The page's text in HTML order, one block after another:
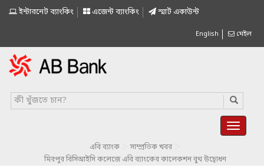
ইন্টারনেট ব্যাংকিং এজেন্ট ব্যাংকিং স্মাৰ্ট একাউন্ট
English মেইল
এবি ব্যাংক সাম্প্রতিক খবর
মিরপুর বিসিআইসি কলেজে এবি ব্যাংকের কালেকশন বুথ উদ্বোধন